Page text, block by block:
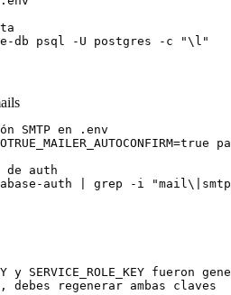
SMTP en .env
auth
SERVICE_ROLE_KEY fueron
debes regenerar ambas claves